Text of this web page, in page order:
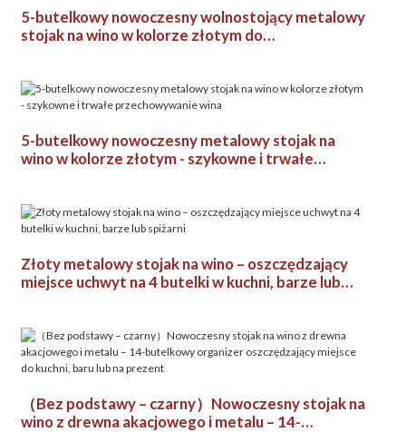
5-butelkowy nowoczesny wolnostojący metalowy
stojak na wino w kolorze złotym do
5-butelkowy nowoczesny metalowy stojak na
wino w kolorze złotym - szykowne i trwałe
Złoty metalowy stojak na wino – oszczędzający
miejsce uchwyt na 4 butelki w kuchni, barze lub
（Bez podstawy – czarny）Nowoczesny stojak na
wino z drewna akacjowego i metalu – 14-